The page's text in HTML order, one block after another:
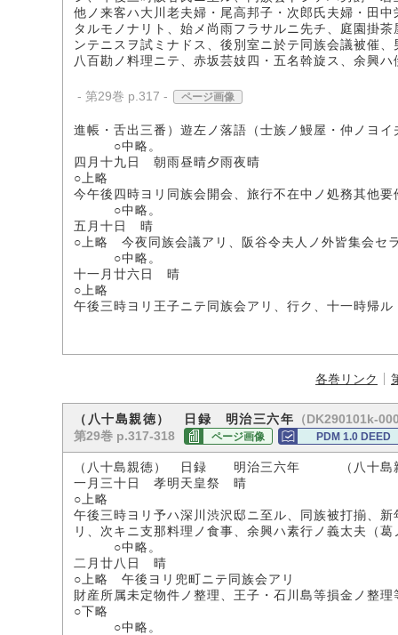
他ノ来客ハ大川老夫婦・尾高邦子・次郎氏夫婦・田
タルモノナリト、始メ尚雨フラサルニ先チ、庭園掛
ンテニスヲ試ミナドス、後別室ニ於テ同族会議被催
八百勘ノ料理ニテ、赤坂芸妓四・五名斡旋ス、余興
- 第29巻 p.317 - ページ画像
進帳・舌出三番）遊左ノ落語（士族ノ鰻屋・仲ノヨ
○中略。
四月十九日 朝雨昼晴夕雨夜晴
○上略
今午後四時ヨリ同族会開会、旅行不在中ノ処務其他要
○中略。
五月十日 晴
○上略 今夜同族会議アリ、阪谷令夫人ノ外皆集会セ
○中略。
十一月廿六日 晴
○上略
午後三時ヨリ王子ニテ同族会アリ、行ク、十一時帰ル
各巻リンク
（八十島親徳） 日録 明治三六年 （DK290101k-
第29巻 p.317-318
ページ画像 PDM 1.0 DEED
（八十島親徳） 日録 明治三六年 （八十島
一月三十日 孝明天皇祭 晴
○上略
午後三時ヨリ予ハ深川渋沢邸ニ至ル、同族被打揃、
リ、次キニ支那料理ノ食事、余興ハ素行ノ義太夫（
○中略。
二月廿八日 晴
○上略 午後ヨリ兜町ニテ同族会アリ
財産所属未定物件ノ整理、王子・石川島等損金ノ整理
○下略
○中略。